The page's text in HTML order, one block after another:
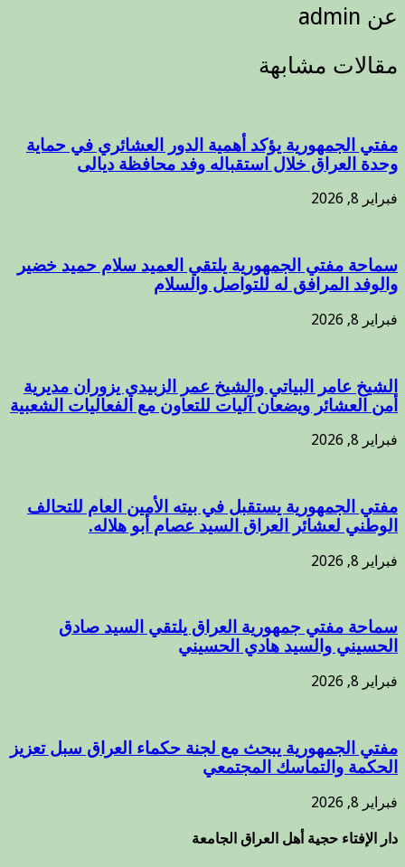
عن admin
مقالات مشابهة
مفتي الجمهورية يؤكد أهمية الدور العشائري في حماية
وحدة العراق خلال استقباله وفد محافظة ديالى
فبراير 8, 2026
سماحة مفتي الجمهورية يلتقي العميد سلام حميد خضير
والوفد المرافق له للتواصل والسلام
فبراير 8, 2026
الشيخ عامر البياتي والشيخ عمر الزبيدي يزوران مديرية
أمن العشائر ويضعان آليات للتعاون مع الفعاليات الشعبية
فبراير 8, 2026
مفتي الجمهورية يستقبل في بيته الأمين العام للتحالف
الوطني لعشائر العراق السيد عصام أبو هلاله.
فبراير 8, 2026
سماحة مفتي جمهورية العراق يلتقي السيد صادق
الحسيني والسيد هادي الحسيني
فبراير 8, 2026
مفتي الجمهورية يبحث مع لجنة حكماء العراق سبل تعزيز
الحكمة والتماسك المجتمعي
فبراير 8, 2026
دار الإفتاء حجية أهل العراق الجامعة